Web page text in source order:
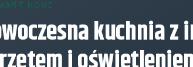
HOME
kuchnia